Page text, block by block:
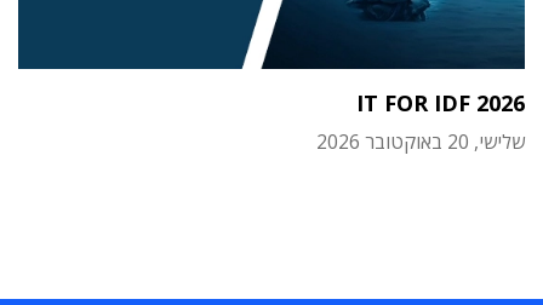
IT FOR IDF 2026
שלישי, 20 באוקטובר 2026